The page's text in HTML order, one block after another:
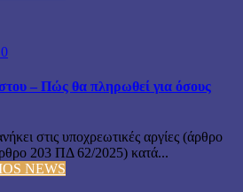
0
– Πώς θα πληρωθεί για όσους
στις υποχρεωτικές αργίες (άρθρο
203 ΠΔ 62/2025) κατά...
NEWS